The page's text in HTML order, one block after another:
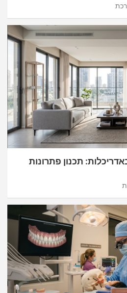
תכנון פתרונות